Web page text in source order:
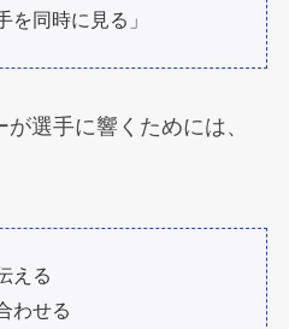
を同時に見る」
選手に響くためには、
える
わせる